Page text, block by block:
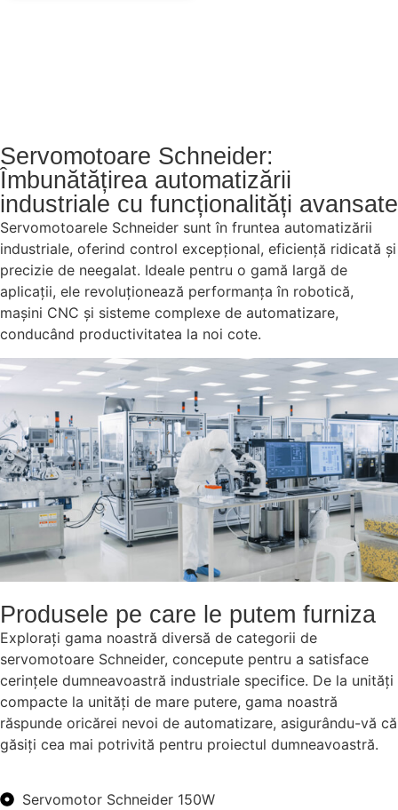
Servomotoare Schneider:
Îmbunătățirea automatizării
industriale cu funcționalități avansate
Servomotoarele Schneider sunt în fruntea automatizării
industriale, oferind control excepțional, eficiență ridicată și
precizie de neegalat. Ideale pentru o gamă largă de
aplicații, ele revoluționează performanța în robotică,
mașini CNC și sisteme complexe de automatizare,
conducând productivitatea la noi cote.
Produsele pe care le putem furniza
Explorați gama noastră diversă de categorii de
servomotoare Schneider, concepute pentru a satisface
cerințele dumneavoastră industriale specifice. De la unități
compacte la unități de mare putere, gama noastră
răspunde oricărei nevoi de automatizare, asigurându-vă că
găsiți cea mai potrivită pentru proiectul dumneavoastră.
Servomotor Schneider 150W